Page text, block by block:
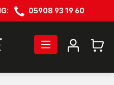
05908 93 19 60